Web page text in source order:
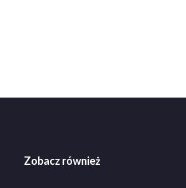
Zobacz również